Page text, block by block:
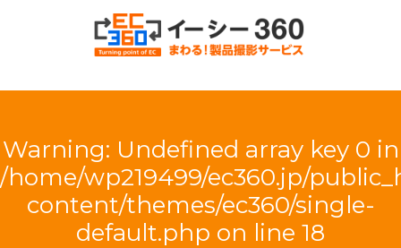
EC360（イー
クマル）
Warning: Undefined array key 0 in
/home/wp219499/ec360.jp/
content/themes/ec360/single-
default.php on line 18